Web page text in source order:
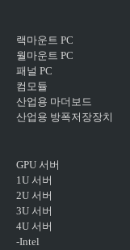
랙마운트 PC
월마운트 PC
패널 PC
컴모듈
산업용 마더보드
산업용 방폭저장장치
GPU 서버
1U 서버
2U 서버
3U 서버
4U 서버
-Intel